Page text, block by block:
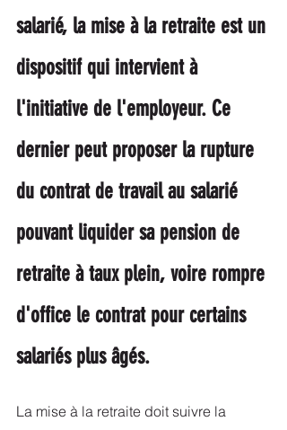
salarié, la mise à la retraite est un
dispositif qui intervient à
l'initiative de l'employeur. Ce
dernier peut proposer la rupture
du contrat de travail au salarié
pouvant liquider sa pension de
retraite à taux plein, voire rompre
d'office le contrat pour certains
salariés plus âgés.
La mise à la retraite doit suivre la